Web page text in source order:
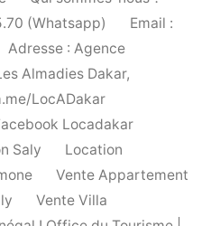
(Whatsapp)
Email :
Adresse : Agence
Almadies Dakar,
LocADakar
Locadakar
Saly
Location
Vente Appartement
Vente Villa